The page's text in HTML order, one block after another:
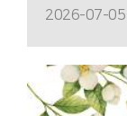
2026-07-05